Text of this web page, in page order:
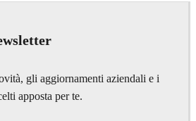
gli aggiornamenti aziendali e i
apposta per te.